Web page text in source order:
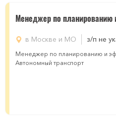
Менеджер по планированию
в Москве и МО з/п не
Менеджер по планированию и
Автономный транспорт